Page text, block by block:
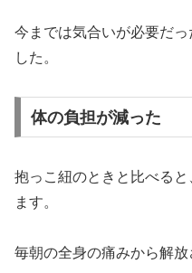
今までは気合いが必要だ
した。
体の負担が減った
抱っこ紐のときと比べる
ます。
毎朝の全身の痛みから解放